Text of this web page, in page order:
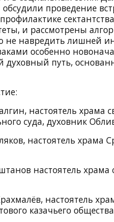
обсудили проведение
и рассмотрены
не навредить лишней
особенно
путь,
настоятель храма
суда, духовник
настоятель храма
настоятель храма
настоятель
казачьего